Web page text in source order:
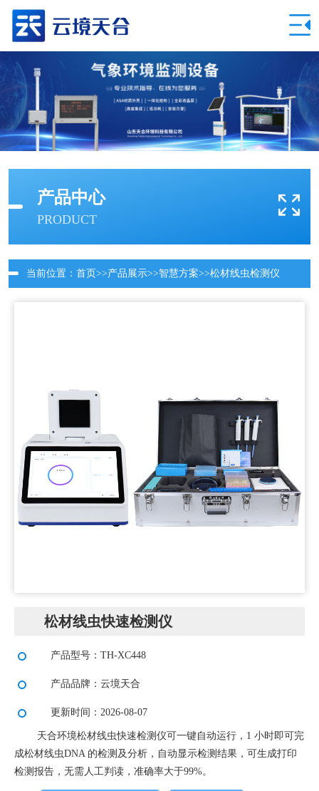
产品中心
PRODUCT
当前位置： 首页>>产品展示>>智慧方案>>松材线虫检测仪
松材线虫快速检测仪
产品型号：TH-XC448
产品品牌：云境天合
更新时间：2026-08-07
天合环境松材线虫快速检测仪可一键自动运行，1 小时即可完
成松材线虫DNA 的检测及分析，自动显示检测结果，可生成打印
检测报告，无需人工判读，准确率大于99%。